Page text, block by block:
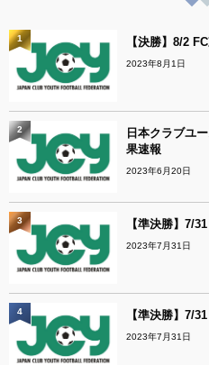
【決勝】8/2
2023年8月1日
1
日本クラブユ
果速報
2023年6月20日
2
【準決勝】7/
2023年7月31日
3
【準決勝】7/
2023年7月31日
4